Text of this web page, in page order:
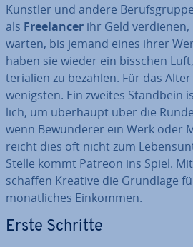
Künstler und andere
als Free­lan­cer ihr Geld
warten, bis jemand eines ihrer
haben sie wieder ein bisschen
te­ria­li­en zu bezahlen. Für das
wenigsten. Ein zweites
lich, um überhaupt über die
wenn Be­wun­de­rer ein Werk oder
reicht dies oft nicht zum
Stelle kommt Patreon ins Spiel.
schaffen Kreative die Grundlage
mo­nat­li­ches Einkommen.
Erste Schritte